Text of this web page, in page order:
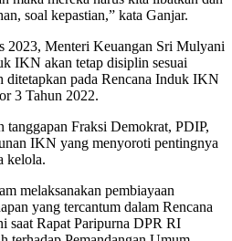
soal kepastian,” kata Ganjar.
2023, Menteri Keuangan Sri Mulyani
IKN akan tetap disiplin sesuai
ditetapkan pada Rencana Induk IKN
3 Tahun 2022.
tanggapan Fraksi Demokrat, PDIP,
IKN yang menyoroti pentingnya
kelola.
melaksanakan pembiayaan
yang tercantum dalam Rencana
Rapat Paripurna DPR RI